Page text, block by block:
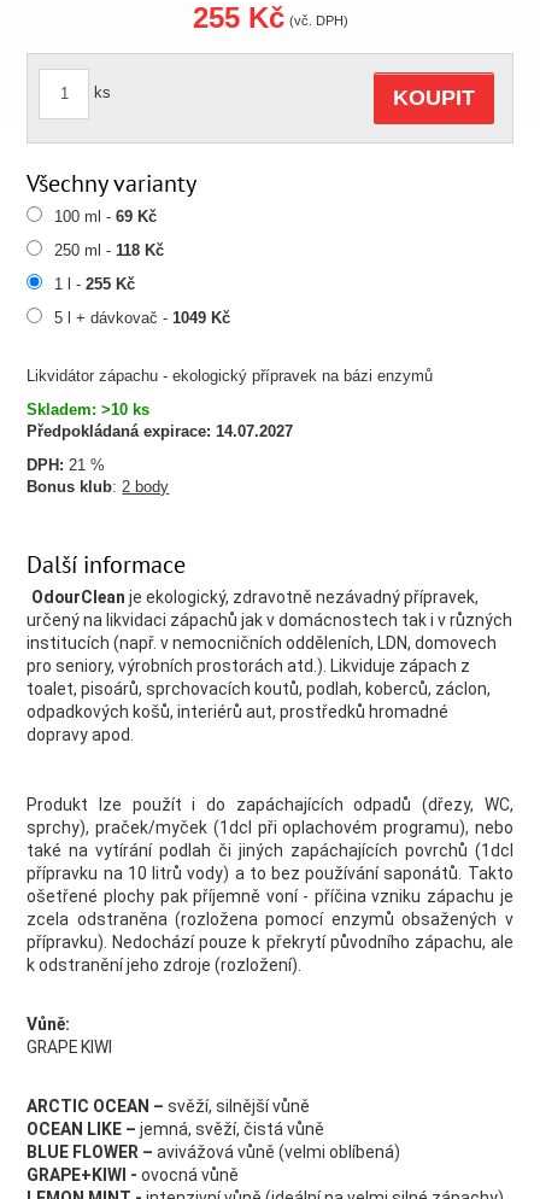
Likvidátor zápachu - ekologický přípravek na bázi enzymů
Skladem: >10 ks
Předpokládaná expirace: 14.07.2027
DPH: 21 %
Bonus klub:2 body
255 Kč (vč. DPH)
ks KOUPIT
Všechny varianty
100 ml -69 Kč
250 ml -118 Kč
1 l -255 Kč
5 l + dávkovač -1049 Kč
Další informace
OdourCleanje ekologický, zdravotně nezávadný přípravek,
určený na likvidaci zápachů jak v domácnostech tak i v různých
institucích (např. v nemocničních odděleních, LDN, domovech
pro seniory, výrobních prostorách atd.). Likviduje zápach z
toalet, pisoárů, sprchovacích koutů, podlah, koberců, záclon,
odpadkových košů, interiérů aut, prostředků hromadné
dopravy apod.
Produkt lze použít i do zapáchajících odpadů (dřezy, WC,
sprchy), praček/myček (1dcl při oplachovém programu), nebo
také na vytírání podlah či jiných zapáchajících povrchů (1dcl
přípravku na 10 litrů vody) a to bez používání saponátů. Takto
ošetřené plochy pak příjemně voní - příčina vzniku zápachu je
zcela odstraněna (rozložena pomocí enzymů obsažených v
přípravku). Nedochází pouze k překrytí původního zápachu, ale
k odstranění jeho zdroje (rozložení).
Vůně:
GRAPE KIWI
ARCTIC OCEAN –svěží, silnější vůně
OCEAN LIKE –jemná, svěží, čistá vůně
BLUE FLOWER –avivážová vůně (velmi oblíbená)
GRAPE+KIWI -ovocná vůně